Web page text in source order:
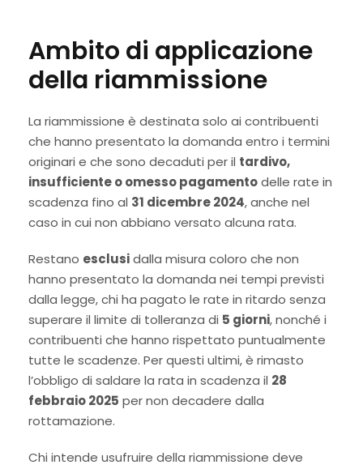
Ambito di applicazione
della riammissione
La riammissione è destinata solo ai contribuenti
che hanno presentato la domanda entro i termini
originari e che sono decaduti per il tardivo,
insufficiente o omesso pagamentodelle rate in
scadenza fino al 31 dicembre 2024, anche nel
caso in cui non abbiano versato alcuna rata.
Restano esclusidalla misura coloro che non
hanno presentato la domanda nei tempi previsti
dalla legge, chi ha pagato le rate in ritardo senza
superare il limite di tolleranza di 5 giorni, nonché i
contribuenti che hanno rispettato puntualmente
tutte le scadenze. Per questi ultimi, è rimasto
l’obbligo di saldare la rata in scadenza il 28
febbraio 2025 per non decadere dalla
rottamazione.
Chi intende usufruire della riammissione deve